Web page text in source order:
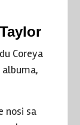
Coreya
albuma,
nosi sa